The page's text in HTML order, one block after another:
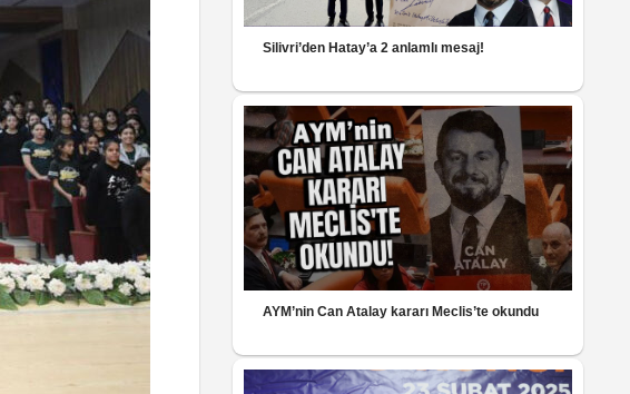
Silivri’den Hatay’a 2 anlamlı mesaj!
AYM’nin Can Atalay kararı Meclis’te okundu